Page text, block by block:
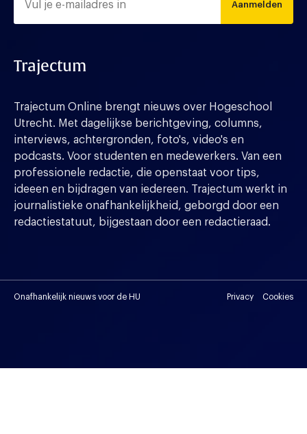
Aanmelden
Trajectum
Trajectum Online brengt nieuws over Hogeschool
Utrecht. Met dagelijkse berichtgeving, columns,
interviews, achtergronden, foto's, video's en
podcasts. Voor studenten en medewerkers. Van een
professionele redactie, die openstaat voor tips,
ideeen en bijdragen van iedereen. Trajectum werkt in
journalistieke onafhankelijkheid, geborgd door een
redactiestatuut, bijgestaan door een redactieraad.
Onafhankelijk nieuws voor de HU Privacy Cookies